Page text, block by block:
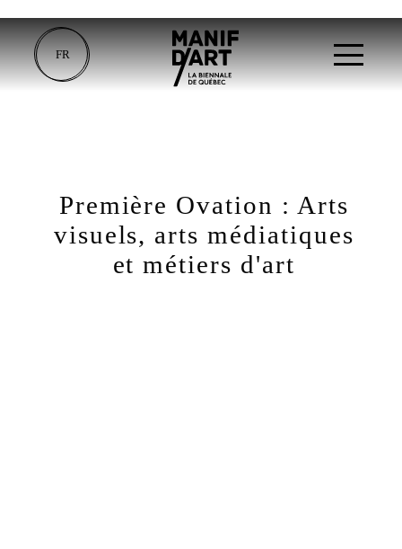
FR
Première Ovation : Arts
visuels, arts médiatiques
et métiers d'art